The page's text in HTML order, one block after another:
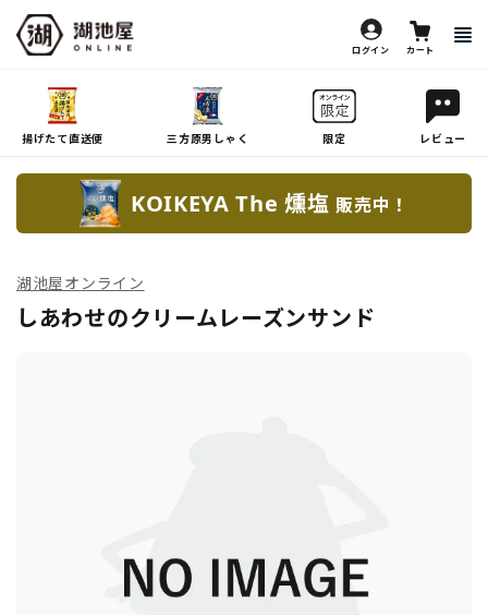
ログイン カート
揚げたて直送便 三方原男しゃく 限定 レビュー
KOIKEYA The 燻塩 販売中！
湖池屋オンライン
しあわせのクリームレーズンサンド